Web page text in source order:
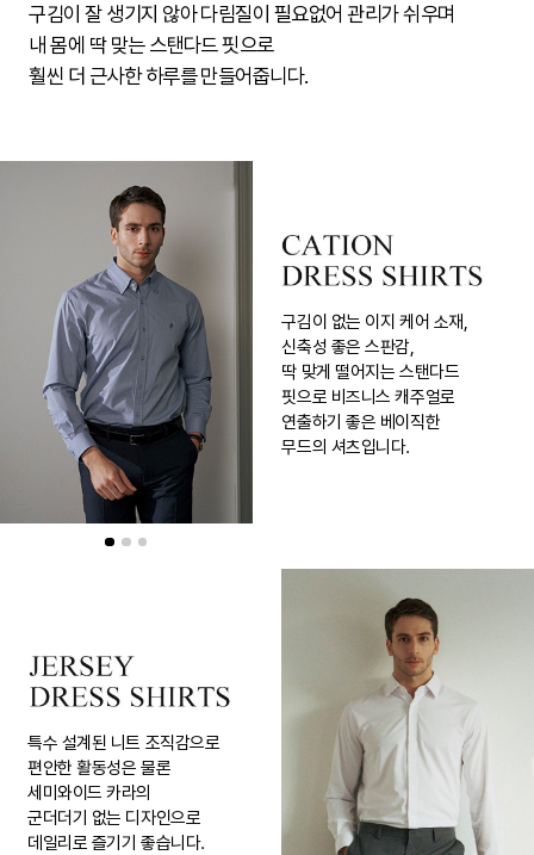
구김이 잘 생기지 않아 다림질이 필요없어 관리가 쉬우며
내 몸에 딱 맞는 스탠다드 핏으로
훨씬 더 근사한 하루를 만들어줍니다.
구김이 없는 이지 케어 소재,
신축성 좋은 스판감,
딱 맞게 떨어지는 스탠다드
핏으로 비즈니스 캐주얼로
연출하기 좋은 베이직한
무드의 셔츠입니다.
특수 설계된 니트 조직감으로
편안한 활동성은 물론
세미와이드 카라의
군더더기 없는 디자인으로
데일리로 즐기기 좋습니다.